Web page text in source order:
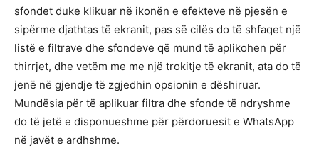
sfondet duke klikuar në ikonën e efekteve në pjesën e
sipërme djathtas të ekranit, pas së cilës do të shfaqet një
listë e filtrave dhe sfondeve që mund të aplikohen për
thirrjet, dhe vetëm me me një trokitje të ekranit, ata do të
jenë në gjendje të zgjedhin opsionin e dëshiruar.
Mundësia për të aplikuar filtra dhe sfonde të ndryshme
do të jetë e disponueshme për përdoruesit e WhatsApp
në javët e ardhshme.